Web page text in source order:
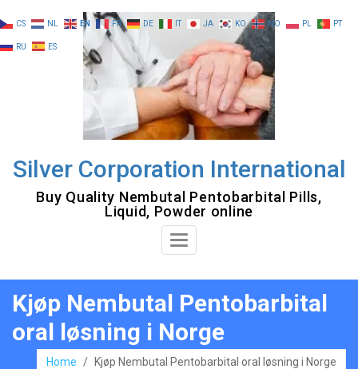
to
content
Silver Corporation International
Buy Quality Nembutal Pentobarbital Pills,
Liquid, Powder online
Toggle
Kjøp Nembutal Pentobarbital
oral løsning i Norge
Home / Kjøp Nembutal Pentobarbital oral løsning i Norge
CS NL EN FR DE IT JA KO NO PL PT
RU ES